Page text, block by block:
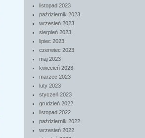
listopad 2023
październik 2023
wrzesień 2023
sierpień 2023
lipiec 2023
czerwiec 2023
maj 2023
kwiecień 2023
marzec 2023
luty 2023
styczeń 2023
grudzień 2022
listopad 2022
październik 2022
wrzesień 2022